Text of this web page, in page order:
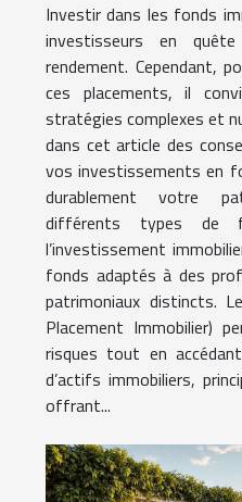
Investir dans les fonds
investisseurs en
rendement. Cependant,
ces placements, il
stratégies complexes et
dans cet article des
vos investissements en
durablement votre
différents types de
l’investissement
fonds adaptés à des
patrimoniaux distincts.
Placement Immobilier)
risques tout en
d’actifs immobiliers,
offrant...